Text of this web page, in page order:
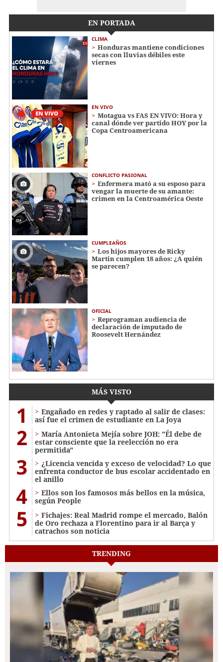
EN PORTADA
CLIMA
Honduras mantiene condiciones
secas con lluvias débiles este
viernes
EN VIVO
Motagua vs FAS EN VIVO: Hora y
canal dónde ver partido HOY por la
Copa Centroamericana
CONFLICTO PASIONAL
Enfermera mató a su esposo para
vengar la muerte de su amante:
crimen en la Centroamérica Oeste
CUMPLEAÑOS
Los hijos mayores de Ricky
Martin cumplen 18 años: ¿A quién
se parecen?
OFICIAL
Reprograman audiencia de
declaración de imputado de
Roosevelt Hernández
MÁS VISTO
1
Engañado en redes y raptado al salir de clases:
así fue el crimen de estudiante en La Joya
2
María Antonieta Mejía sobre JOH: "Él debe de
estar consciente que la reelección no era
permitida"
3
¿Licencia vencida y exceso de velocidad? Lo que
enfrenta conductor de bus escolar accidentado en
el anillo
4
Ellos son los famosos más bellos en la música,
según People
5
Fichajes: Real Madrid rompe el mercado, Balón
de Oro rechaza a Florentino para ir al Barça y
catrachos son noticia
TRENDING